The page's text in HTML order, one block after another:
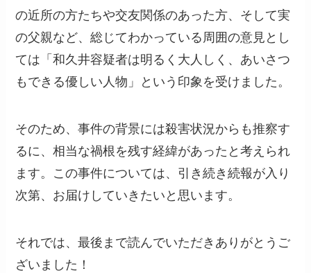
の近所の方たちや交友関係のあった方、そして実
の父親など、総じてわかっている周囲の意見とし
ては「和久井容疑者は明るく大人しく、あいさつ
もできる優しい人物」という印象を受けました。
そのため、事件の背景には殺害状況からも推察す
るに、相当な禍根を残す経緯があったと考えられ
ます。この事件については、引き続き続報が入り
次第、お届けしていきたいと思います。
それでは、最後まで読んでいただきありがとうご
ざいました！